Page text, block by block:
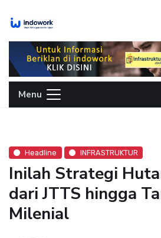
Menu
Headline INFRASTRUKTUR
Inilah Strategi
dari JTTS hingga
Milenial